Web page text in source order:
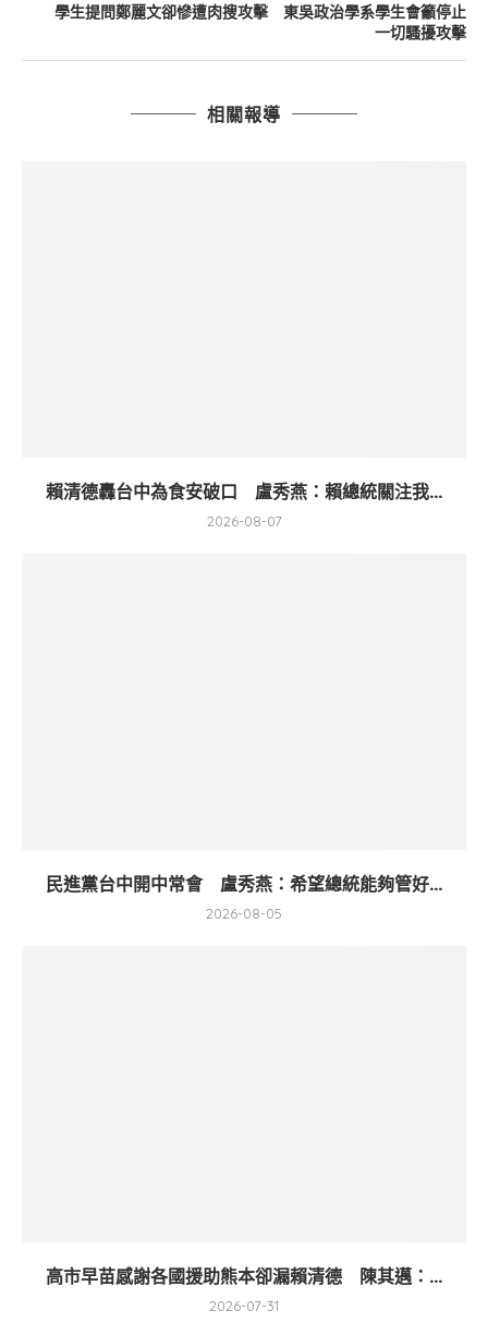
學生提問鄭麗文卻慘遭肉搜攻擊 東吳政治學系學生會籲停止
一切騷擾攻擊
相關報導
賴清德轟台中為食安破口 盧秀燕：賴總統關注我...
2026-08-07
民進黨台中開中常會 盧秀燕：希望總統能夠管好...
2026-08-05
高市早苗感謝各國援助熊本卻漏賴清德 陳其邁：...
2026-07-31